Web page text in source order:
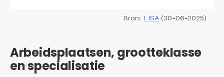
Bron: LISA(30-06-2025)
Arbeidsplaatsen, grootteklasse
en specialisatie